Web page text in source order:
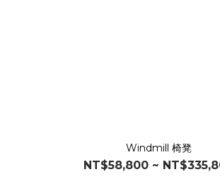
Windmill 椅凳
NT$58,800 ~